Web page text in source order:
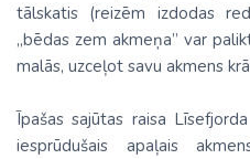
tālskatis (reizēm izdodas
„bēdas zem akmeņa” var
malās, uzceļot savu akmens
Īpašas sajūtas raisa
iesprūdušais apaļais